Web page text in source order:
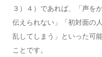
３）４）であれば、「声を
伝えられない」「初対面の
乱してしまう」といった可
ことです。